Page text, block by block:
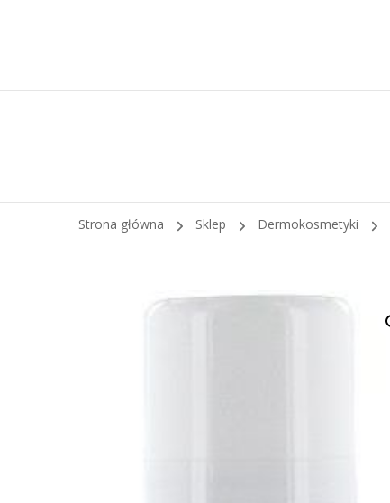
Strona główna Sklep Dermokosmetyki